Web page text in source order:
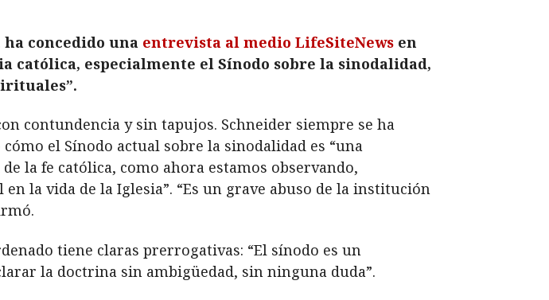
ha concedido una entrevista al medio LifeSiteNews en
católica, especialmente el Sínodo sobre la sinodalidad,
contundencia y sin tapujos. Schneider siempre se ha
el Sínodo actual sobre la sinodalidad es “una
la fe católica, como ahora estamos observando,
la vida de la Iglesia”. “Es un grave abuso de la institución
tiene claras prerrogativas: “El sínodo es un
la doctrina sin ambigüedad, sin ninguna duda”.